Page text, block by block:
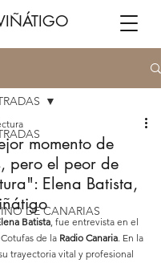
DE CANARIAS
momento de
pero el peor de
Elena Batista,
Batista, fue entrevista en el
de la Radio Canaria. En la
trayectoria vital y profesional